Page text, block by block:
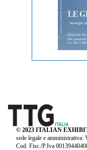
© 2023 ITALIAN
sede legale e
Cod. Fisc./P.Iva